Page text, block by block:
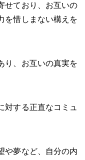
せており、お互いの
を惜しまない構えを
り、お互いの真実を
対する正直なコミュ
や夢など、自分の内